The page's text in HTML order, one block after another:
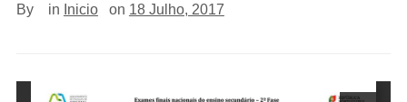
By in Inicio on 18 Julho, 2017